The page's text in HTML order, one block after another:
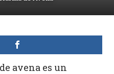
avena es un